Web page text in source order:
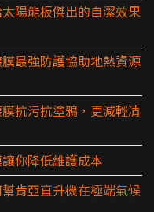
陽能板傑出的自潔效果
最強防護協助地熱資源
抗污抗塗鴉，更減輕清
你降低維護成本
肯亞直升機在極端氣候